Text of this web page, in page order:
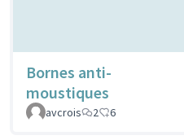
Bornes anti-
moustiques
avcrois
2 6